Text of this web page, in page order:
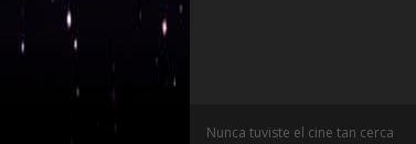
Nunca tuviste el cine tan cerca